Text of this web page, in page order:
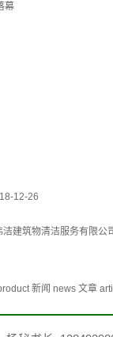
幕
12-26
洁建筑物清洁服务有限公
新闻 news 文章